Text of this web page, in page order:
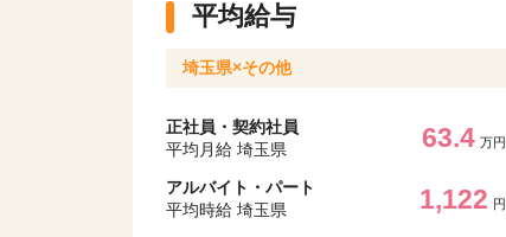
平均給与
埼玉県×その他
正社員・契約社員
平均月給 埼玉県
63.4 万円
アルバイト・パート
平均時給 埼玉県
1,122 円